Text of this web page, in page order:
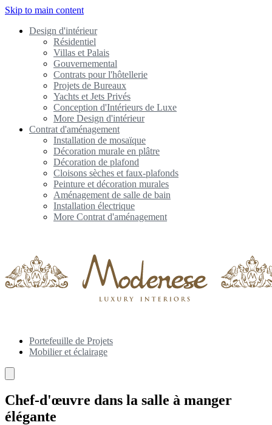
Skip to main content
Design d'intérieur
Résidentiel
Villas et Palais
Gouvernemental
Contrats pour l'hôtellerie
Projets de Bureaux
Yachts et Jets Privés
Conception d'Intérieurs de Luxe
More Design d'intérieur
Contrat d'aménagement
Installation de mosaïque
Décoration murale en plâtre
Décoration de plafond
Cloisons sèches et faux-plafonds
Peinture et décoration murales
Aménagement de salle de bain
Installation électrique
More Contrat d'aménagement
Portefeuille de Projets
Mobilier et éclairage
Chef-d'œuvre dans la salle à manger
élégante